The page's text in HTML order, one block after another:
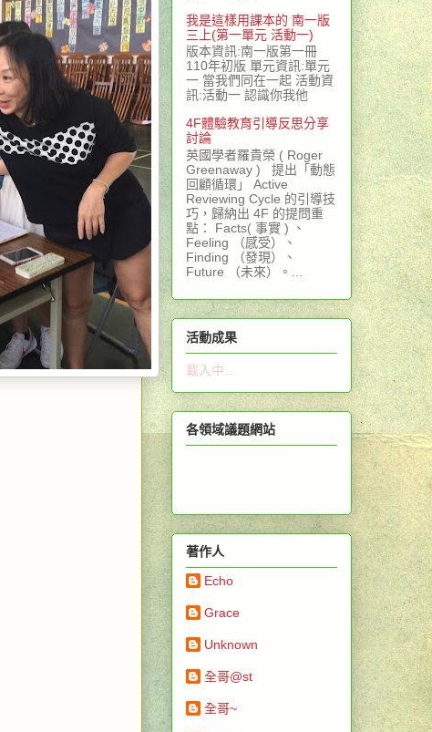
我是這樣用課本的 南一版
三上(第一單元 活動一)
版本資訊:南一版第一冊
110年初版 單元資訊:單元
一 當我們同在一起 活動資
訊:活動一 認識你我他
4F體驗教育引導反思分享
討論
英國學者羅貴榮 ( Roger
Greenaway ) 提出「動態
回顧循環」 Active
Reviewing Cycle 的引導技
巧，歸納出 4F 的提問重
點： Facts( 事實 ) 、
Feeling （感受）、
Finding （發現）、
Future （未來）。...
活動成果
載入中…
各領域議題網站
著作人
Echo
Grace
Unknown
全哥@st
全哥~